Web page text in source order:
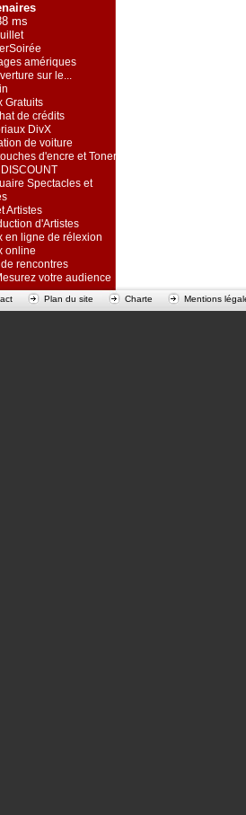
ms
amériques
sur le...
Gratuits
de crédits
DivX
de voiture
d'encre et Toners
Spectacles et
Artistes
d'Artistes
en ligne de rélexion
online
rencontres
Plan du site Charte Mentions